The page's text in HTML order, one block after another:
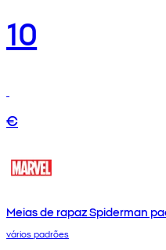
10
€
Meias de rapaz Spiderman
vários padrões